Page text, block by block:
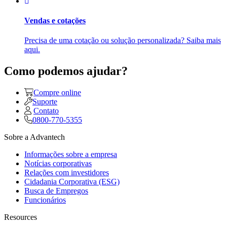
Vendas e cotações
Precisa de uma cotação ou solução personalizada? Saiba mais
aqui.
Como podemos ajudar?
Compre online
Suporte
Contato
0800-770-5355
Sobre a Advantech
Informações sobre a empresa
Notícias corporativas
Relações com investidores
Cidadania Corporativa (ESG)
Busca de Empregos
Funcionários
Resources